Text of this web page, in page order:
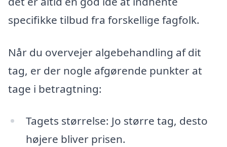
specifikke tilbud fra forskellige fagfolk.
Når du overvejer algebehandling af dit
tag, er der nogle afgørende punkter at
tage i betragtning:
Tagets størrelse: Jo større tag, desto
højere bliver prisen.